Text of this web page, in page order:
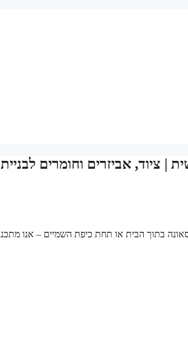
| ציוד, אביזרים וחומרים לבניית
בתוך הבית או תחת כיפת השמיים – אנו